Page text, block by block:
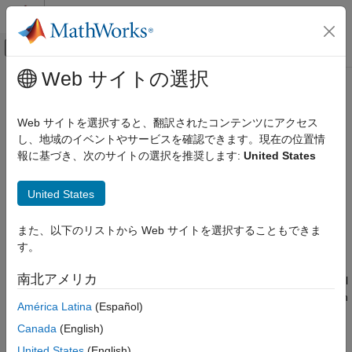
コンテンツへスキップ
オフキャンバス ナビゲーション メ
ドキュメンテーションのホーム
Simulink Fault Analyzer
Fault Modeling
Simulink.fault.libraryBlocks
Syntax
Description
Version History
See Also
メインコンテンツ
Simulink.fault.libraryBlocks
Get fault subsystem blocks in libraries
Since R2023b
Syntax
Description
Fault Subsystem
block paths stored in the fault libraries as a cell
array of character vectors. You can select these behaviors when
you add faults to models.
To assign the behavior to new faults, add a fault to the model
Web サイトの選択
Web サイトを選択すると、翻訳されたコンテンツにアクセス
し、地域のイベントやサービスを確認できます。現在の位置情
報に基づき、次のサイトの選択を推奨します: United States
United States
また、以下のリストから Web サイトを選択することもできま
す。
南北アメリカ
América Latina (Español)
Canada (English)